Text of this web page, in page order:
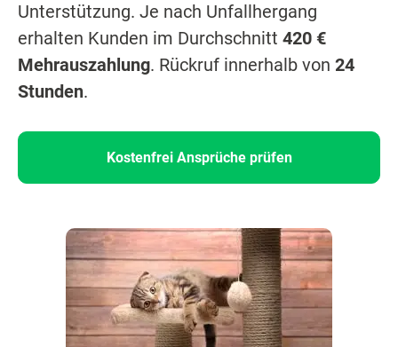
Unterstützung. Je nach Unfallhergang
erhalten Kunden im Durchschnitt 420 €
Mehrauszahlung. Rückruf innerhalb von 24
Stunden.
Kostenfrei Ansprüche prüfen